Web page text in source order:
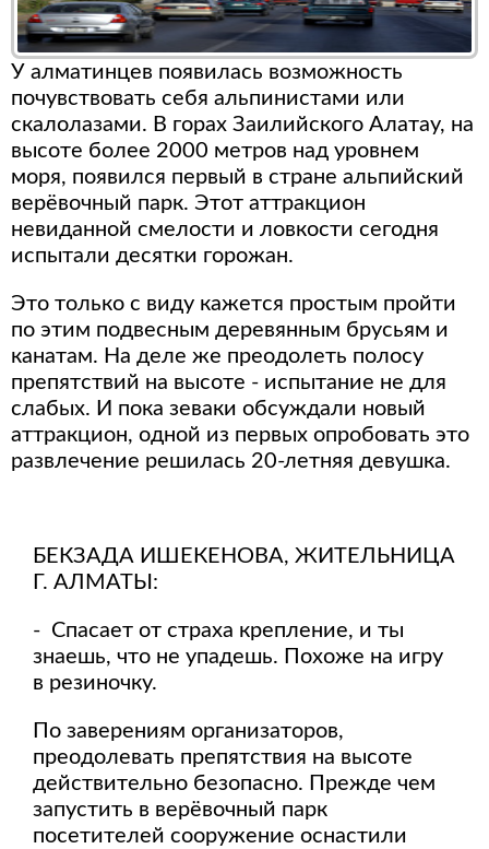
У алматинцев появилась возможность
почувствовать себя альпинистами или
скалолазами. В горах Заилийского Алатау, на
высоте более 2000 метров над уровнем
моря, появился первый в стране альпийский
верёвочный парк. Этот аттракцион
невиданной смелости и ловкости сегодня
испытали десятки горожан.
Это только с виду кажется простым пройти
по этим подвесным деревянным брусьям и
канатам. На деле же преодолеть полосу
препятствий на высоте - испытание не для
слабых. И пока зеваки обсуждали новый
аттракцион, одной из первых опробовать это
развлечение решилась 20-летняя девушка.
БЕКЗАДА ИШЕКЕНОВА, ЖИТЕЛЬНИЦА
Г. АЛМАТЫ:
- Спасает от страха крепление, и ты
знаешь, что не упадешь. Похоже на игру
в резиночку.
По заверениям организаторов,
преодолевать препятствия на высоте
действительно безопасно. Прежде чем
запустить в верёвочный парк
посетителей сооружение оснастили